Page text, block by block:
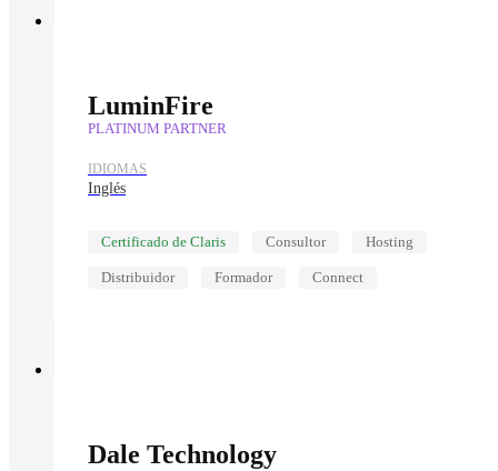
LuminFire
PLATINUM PARTNER
IDIOMAS
Inglés
Certificado de Claris Consultor Hosting
Distribuidor Formador Connect
Dale Technology